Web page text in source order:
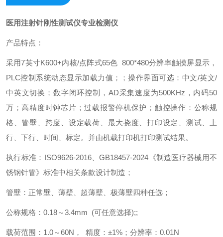
医用注射针刚性测试仪专业检测仪
产品特点：
采用7英寸K600+内核/点阵式65色 800*480分辨率触摸屏显示，
PLC控制系统动态显示加载力值；；操作界面可选：中文/英文/
中英文切换；数字闭环控制，AD采集速度为500KHz，内码50
万；高精度时钟芯片；过载报警停机保护；触控操作：公称规
格、管壁、跨度、设定载荷、最大挠度、打印设定、测试、上
行、下行、时间、标定。并由机载打印机打印测试结果。
执行标准：ISO9626-2016、GB18457-2024《制造医疗器械用不
锈钢针管》标准中相关条款设计制造；
管壁：正常壁、薄壁、超薄壁、极薄壁四种任选；
公称规格：0.18～3.4mm (可任意选择);;
载荷范围：1.0～60N， 精度：±1%；分辨率：0.01N